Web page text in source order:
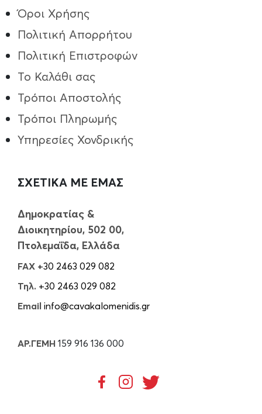
Όροι Χρήσης
Πολιτική Απορρήτου
Πολιτική Επιστροφών
Το Καλάθι σας
Τρόποι Aποστολής
Τρόποι Πληρωμής
Υπηρεσίες Χονδρικής
ΣΧΕΤΙΚΑ ΜΕ ΕΜΑΣ
Δημοκρατίας &
Διοικητηρίου, 502 00,
Πτολεμαΐδα, Ελλάδα
FAX +30 2463 029 082
Τηλ. +30 2463 029 082
Email info@cavakalomenidis.gr
ΑΡ.ΓΕΜΗ 159 916 136 000